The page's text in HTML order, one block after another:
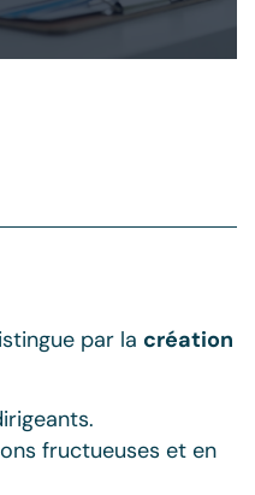
En essayant de
plus intimement...
par la création
fructueuses et en